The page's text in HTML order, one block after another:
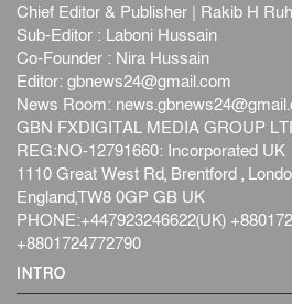
Chief Editor & Publisher | Rakib H
Sub-Editor : Laboni Hussain
Co-Founder : Nira Hussain
Editor: gbnews24@gmail.com
News Room:
GBN FXDIGITAL MEDIA GROUP
REG:NO-12791660: Incorporated UK
1110 Great West Rd, Brentford ,
England,TW8 0GP GB UK
PHONE:+447923246622(UK)
+8801724772790
INTRO